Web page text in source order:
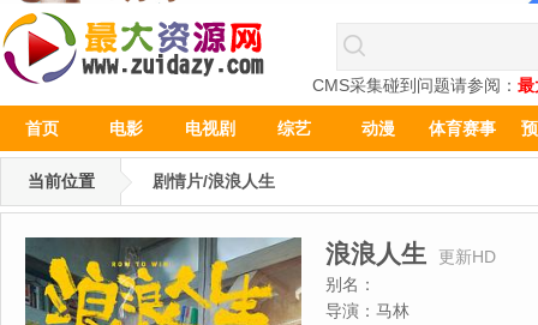
CMS采集碰到问题请参阅： 最
首页 电影 电视剧 综艺 动漫 体育赛事
当前位置 剧情片/浪浪人生
浪浪人生
更新HD
别名：
导演： 马林